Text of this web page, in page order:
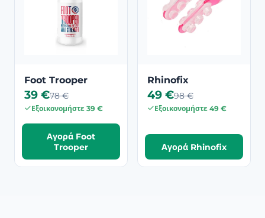
Foot Trooper
39 €78 €
Εξοικονομήστε 39 €
Αγορά Foot
Trooper
Rhinofix
49 €98 €
Εξοικονομήστε 49 €
Αγορά Rhinofix